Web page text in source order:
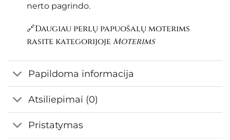
nerto pagrindo.
🔗Daugiau perlų papuošalų moterims
rasite kategorijojeMoterims
Papildoma informacija
Atsiliepimai (0)
Pristatymas